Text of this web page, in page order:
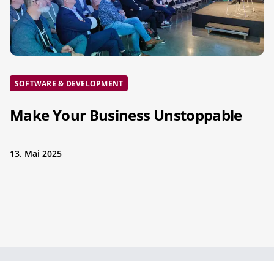
SOFTWARE & DEVELOPMENT
Make Your Business Unstoppable
13. Mai 2025